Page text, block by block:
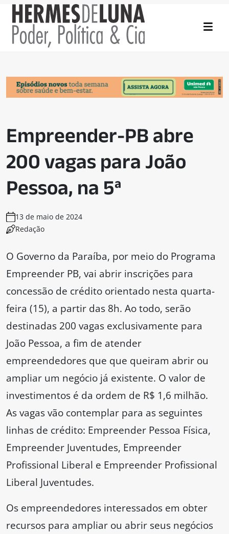
Empreender-PB abre
200 vagas para João
Pessoa, na 5ª
13 de maio de 2024
Redação
O Governo da Paraíba, por meio do Programa
Empreender PB, vai abrir inscrições para
concessão de crédito orientado nesta quarta-
feira (15), a partir das 8h. Ao todo, serão
destinadas 200 vagas exclusivamente para
João Pessoa, a fim de atender
empreendedores que que queiram abrir ou
ampliar um negócio já existente. O valor de
investimentos é da ordem de R$ 1,6 milhão.
As vagas vão contemplar para as seguintes
linhas de crédito: Empreender Pessoa Física,
Empreender Juventudes, Empreender
Profissional Liberal e Empreender Profissional
Liberal Juventudes.
Os empreendedores interessados em obter
recursos para ampliar ou abrir seus negócios